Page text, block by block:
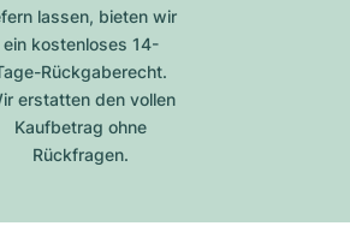
lassen, bieten wir
ein kostenloses 14-
Rückgaberecht.
erstatten den vollen
Kaufbetrag ohne
Rückfragen.